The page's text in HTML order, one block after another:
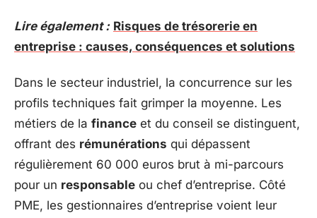
Lire également : Risques de trésorerie en
entreprise : causes, conséquences et solutions
Dans le secteur industriel, la concurrence sur les
profils techniques fait grimper la moyenne. Les
métiers de la finance et du conseil se distinguent,
offrant des rémunérations qui dépassent
régulièrement 60 000 euros brut à mi-parcours
pour un responsable ou chef d’entreprise. Côté
PME, les gestionnaires d’entreprise voient leur